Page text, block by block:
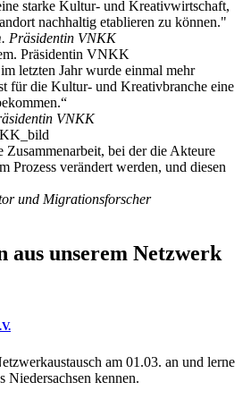
starke Kultur- und Kreativwirtschaft,
nachhaltig etablieren zu können."
Präsidentin VNKK
letzten Jahr wurde einmal mehr
für die Kultur- und Kreativbranche eine
VNKK
bei der die Akteure
Prozess verändert werden, und diesen
und Migrationsforscher
aus unserem Netzwerk
am 01.03. an und lerne
Niedersachsen kennen.